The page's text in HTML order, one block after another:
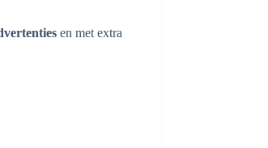
en met extra